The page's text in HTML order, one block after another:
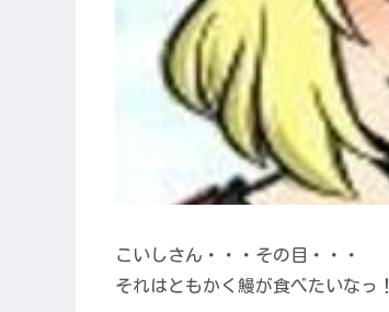
こいしさん・・・その目・・・
それはともかく鰻が食べたいなっ！